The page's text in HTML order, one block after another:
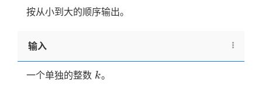
按从小到大的顺序输出。
输入
一个单独的整数 k
k。